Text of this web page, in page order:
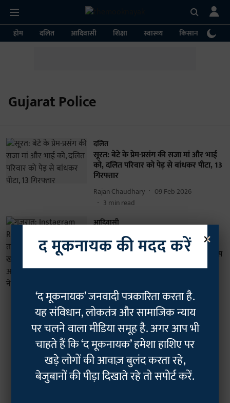
होम दलित आदिवासी शिक्षा स्वास्थ्य किसान
Gujarat Police
दलित
सूरत: बेटे के प्रेम-प्रसंग की सजा मां और भाई
को, दलित परिवार को पेड़ से बांधकर पीटा, 13
गिरफ्तार
Rajan Chaudhary
09 Feb 2026
3 min read
आदिवासी
गुजरात: Instagram Reel में हिडमा का
किया तारीफ! देश की संप्रभुता को खतरे में
डालने के आरोप में आदिवासी युवक को पुलिस
3min read
×
द मूकनायक की मदद करें
‘द मूकनायक’ जनवादी पत्रकारिता करता है.
यह संविधान, लोकतंत्र और सामाजिक न्याय
पर चलने वाला मीडिया समूह है. अगर आप भी
चाहते हैं कि ‘द मूकनायक’ हमेशा हाशिए पर
खड़े लोगों की आवाज़ बुलंद करता रहे,
बेजुबानों की पीड़ा दिखाते रहे तो सपोर्ट करें.